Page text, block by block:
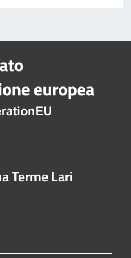
Terme Lari